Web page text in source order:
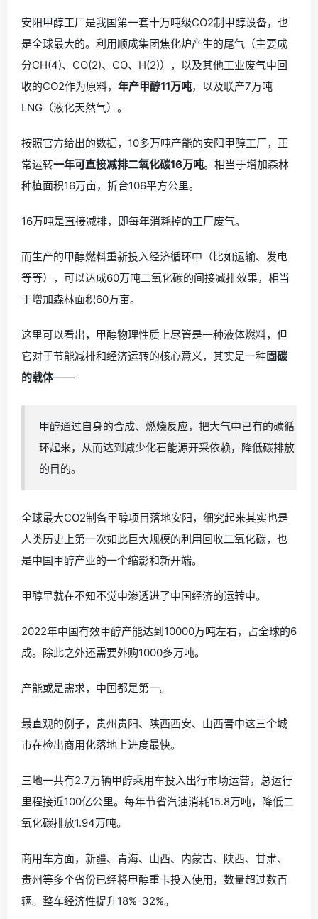
安阳甲醇工厂是我国第一套十万吨级CO2制甲醇设备，也
是全球最大的。利用顺成集团焦化炉产生的尾气（主要成
分CH(4)、CO(2)、CO、H(2)），以及其他工业废气中回
收的CO2作为原料， 年产甲醇11万吨，以及联产7万吨
LNG（液化天然气）。
按照官方给出的数据，10多万吨产能的安阳甲醇工厂，正
常运转一年可直接减排二氧化碳16万吨。相当于增加森林
种植面积16万亩，折合106平方公里。
16万吨是直接减排，即每年消耗掉的工厂废气。
而生产的甲醇燃料重新投入经济循环中（比如运输、发电
等等），可以达成60万吨二氧化碳的间接减排效果，相当
于增加森林面积60万亩。
这里可以看出，甲醇物理性质上尽管是一种液体燃料，但
它对于节能减排和经济运转的核心意义，其实是一种固碳
的载体——
甲醇通过自身的合成、燃烧反应，把大气中已有的碳循
环起来，从而达到减少化石能源开采依赖，降低碳排放
的目的。
全球最大CO2制备甲醇项目落地安阳，细究起来其实也是
人类历史上第一次如此巨大规模的利用回收二氧化碳，也
是中国甲醇产业的一个缩影和新开端。
甲醇早就在不知不觉中渗透进了中国经济的运转中。
2022年中国有效甲醇产能达到10000万吨左右，占全球的6
成。除此之外还需要外购1000多万吨。
产能或是需求，中国都是第一。
最直观的例子，贵州贵阳、陕西西安、山西晋中这三个城
市在检出商用化落地上进度最快。
三地一共有2.7万辆甲醇乘用车投入出行市场运营，总运行
里程接近100亿公里。每年节省汽油消耗15.8万吨，降低二
氧化碳排放1.94万吨。
商用车方面，新疆、青海、山西、内蒙古、陕西、甘肃、
贵州等多个省份已经将甲醇重卡投入使用，数量超过数百
辆。整车经济性提升18%-32%。